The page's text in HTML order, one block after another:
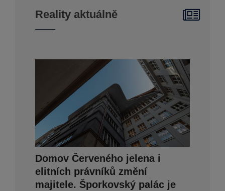
Reality aktuálně
Domov Červeného jelena i
elitních právníků změní
majitele. Šporkovský palác je